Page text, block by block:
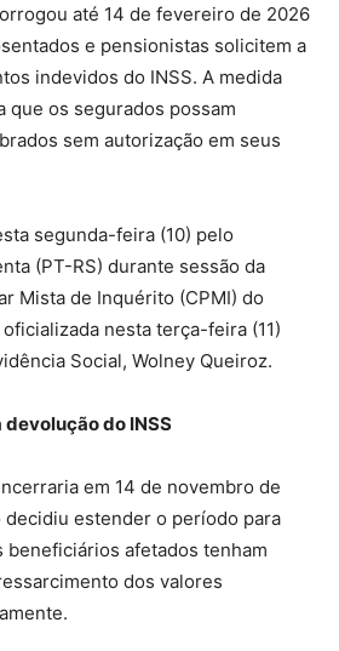
até 14 de fevereiro de 2026
e pensionistas solicitem a
indevidos do INSS. A medida
que os segurados possam
sem autorização em seus
segunda-feira (10) pelo
(PT-RS) durante sessão da
Mista de Inquérito (CPMI) do
nesta terça-feira (11)
Social, Wolney Queiroz.
do INSS
em 14 de novembro de
decidiu estender o período para
beneficiários afetados tenham
dos valores